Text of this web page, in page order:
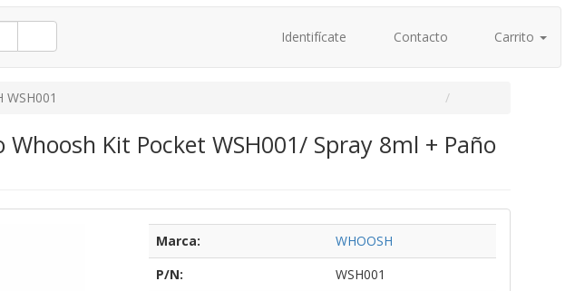
Identifícate Contacto Carrito
WSH001
Kit Pocket WSH001/ Spray 8ml + Paño
Marca:
WHOOSH
P/N:
WSH001